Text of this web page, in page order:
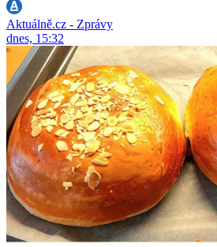
Aktuálně.cz - Zprávy
dnes, 15:32